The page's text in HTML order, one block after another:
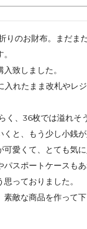
りのお財布。まだま
致しました。
れたまま改札やレ
、36枚では溢れそ
と、もう少し小銭が
愛くて、とても気に
スポートケースもあ
っておりました。
敵な商品を作って